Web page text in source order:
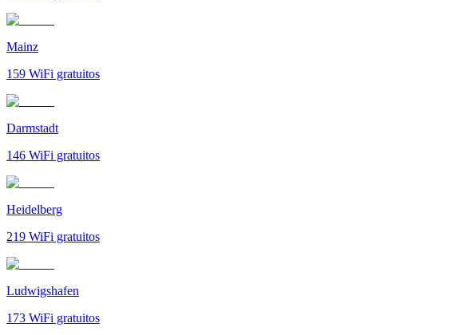
Mainz
159 WiFi gratuitos
Darmstadt
146 WiFi gratuitos
Heidelberg
219 WiFi gratuitos
Ludwigshafen
173 WiFi gratuitos